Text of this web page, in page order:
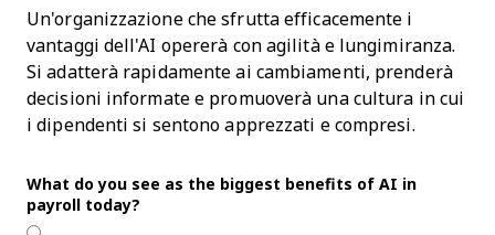
Un'organizzazione che sfrutta efficacemente i
vantaggi dell'AI opererà con agilità e lungimiranza.
Si adatterà rapidamente ai cambiamenti, prenderà
decisioni informate e promuoverà una cultura in cui
i dipendenti si sentono apprezzati e compresi.
What do you see as the biggest benefits of AI in
payroll today?